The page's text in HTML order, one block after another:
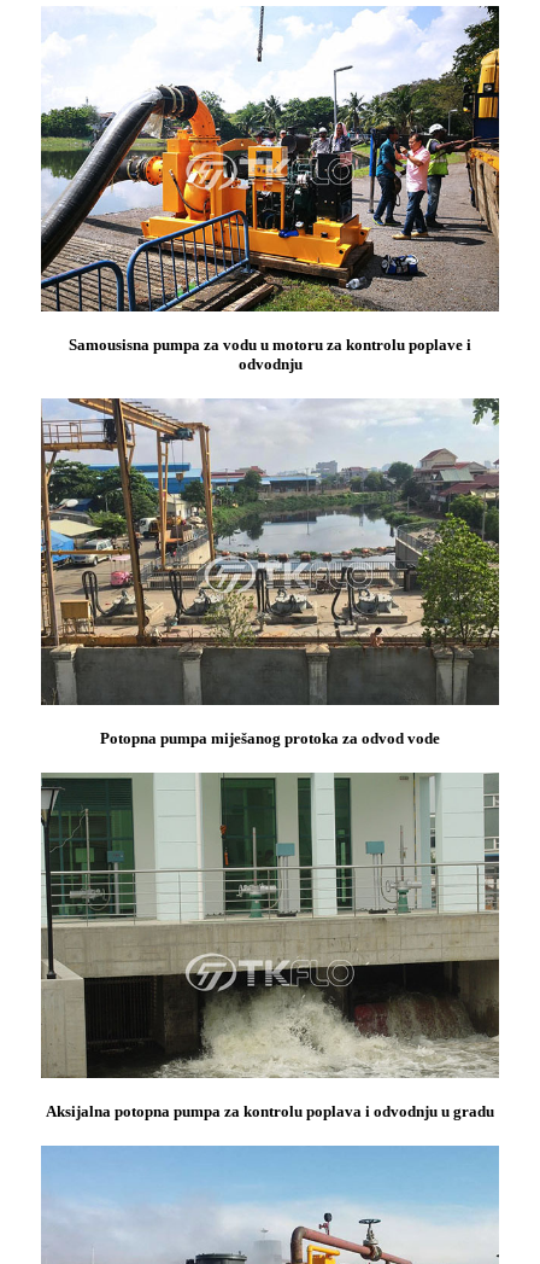
Samousisna pumpa za vodu u motoru za kontrolu poplave i
odvodnju
Potopna pumpa miješanog protoka za odvod vode
Aksijalna potopna pumpa za kontrolu poplava i odvodnju u gradu